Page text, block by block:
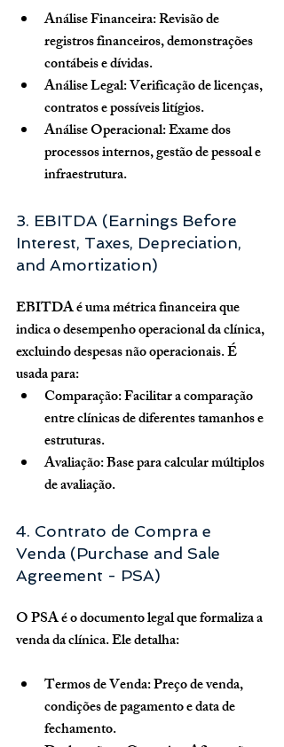
Análise Financeira: Revisão de
registros financeiros, demonstrações
contábeis e dívidas.
Análise Legal: Verificação de licenças,
contratos e possíveis litígios.
Análise Operacional: Exame dos
processos internos, gestão de pessoal e
infraestrutura.
3. EBITDA (Earnings Before
Interest, Taxes, Depreciation,
and Amortization)
EBITDA é uma métrica financeira que
indica o desempenho operacional da clínica,
excluindo despesas não operacionais. É
usada para:
Comparação: Facilitar a comparação
entre clínicas de diferentes tamanhos e
estruturas.
Avaliação: Base para calcular múltiplos
de avaliação.
4. Contrato de Compra e
Venda (Purchase and Sale
Agreement - PSA)
O PSA é o documento legal que formaliza a
venda da clínica. Ele detalha:
Termos de Venda: Preço de venda,
condições de pagamento e data de
fechamento.